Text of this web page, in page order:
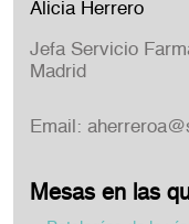
Alicia Herrero
Jefa Servicio
Madrid
Email:
Mesas en las